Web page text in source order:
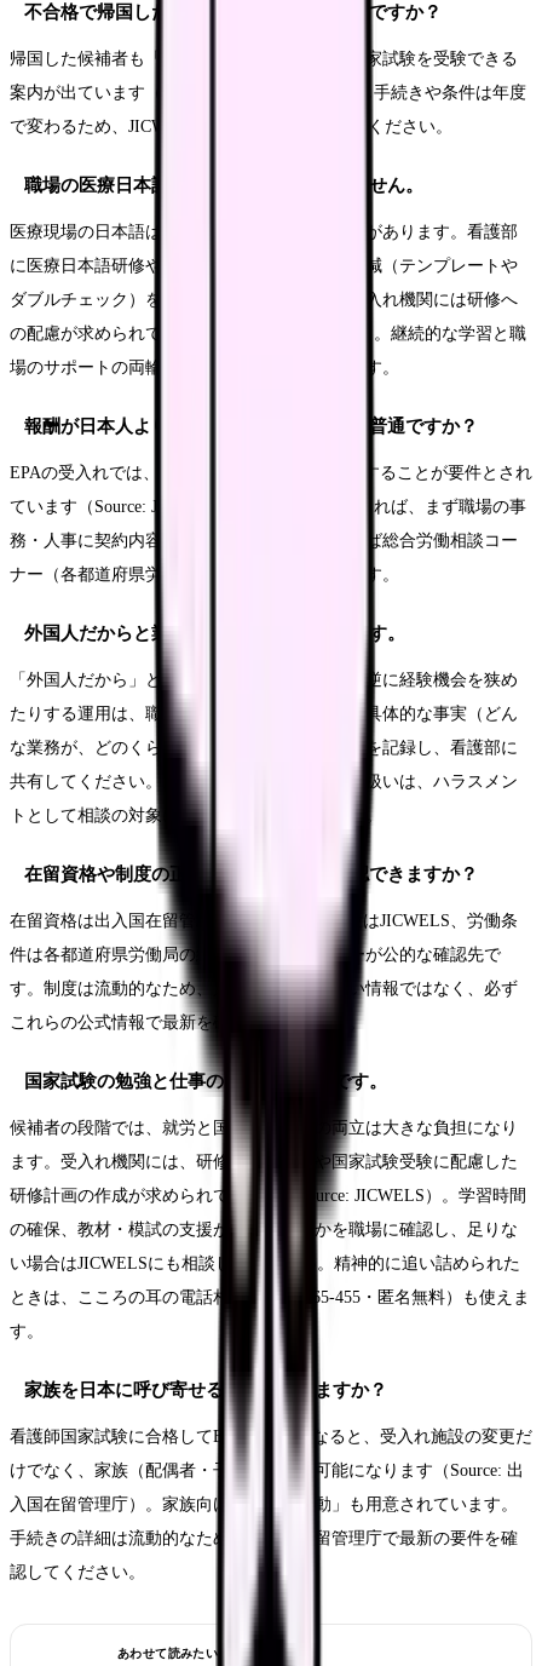
不合格で帰国したら、もう受験できないのですか？
帰国した候補者も「短期滞在」で再入国して国家試験を受験できる
案内が出ています（Source: JICWELS）。ただし手続きや条件は年度
で変わるため、JICWELSの最新案内を確認してください。
職場の医療日本語が難しくてついていけません。
医療現場の日本語は日常会話とは別物の難しさがあります。看護部
に医療日本語研修や、申し送り・記録の負担軽減（テンプレートや
ダブルチェック）を相談してみてください。受入れ機関には研修へ
の配慮が求められています（Source: JICWELS）。継続的な学習と職
場のサポートの両輪で乗り越えるのが現実的です。
報酬が日本人より低い気がします。これは普通ですか？
EPAの受入れでは、日本人と同等の報酬を確保することが要件とされ
ています（Source: JICWELS）。報酬に疑問があれば、まず職場の事
務・人事に契約内容を確認し、納得できなければ総合労働相談コー
ナー（各都道府県労働局・無料）に相談できます。
外国人だからと業務が偏っている気がします。
「外国人だから」と特定の業務に偏らせたり、逆に経験機会を狭め
たりする運用は、職場が見直すべき事柄です。具体的な事実（どん
な業務が、どのくらいの頻度で偏っているか）を記録し、看護部に
共有してください。属性を理由にした不利益な扱いは、ハラスメン
トとして相談の対象になりうる場合があります。
在留資格や制度の正しい情報はどこで確認できますか？
在留資格は出入国在留管理庁、EPAや国家試験はJICWELS、労働条
件は各都道府県労働局の総合労働相談コーナーが公的な確認先で
す。制度は流動的なため、人づての情報や古い情報ではなく、必ず
これらの公式情報で最新を確認してください。
国家試験の勉強と仕事の両立がつらいです。
候補者の段階では、就労と国家試験学習の両立は大きな負担になり
ます。受入れ機関には、研修体制の確保や国家試験受験に配慮した
研修計画の作成が求められています（Source: JICWELS）。学習時間
の確保、教材・模試の支援が受けられるかを職場に確認し、足りな
い場合はJICWELSにも相談してください。精神的に追い詰められた
ときは、こころの耳の電話相談（0120-565-455・匿名無料）も使えま
す。
家族を日本に呼び寄せることはできますか？
看護師国家試験に合格してEPA看護師になると、受入れ施設の変更だ
けでなく、家族（配偶者・子）の帯同も可能になります（Source: 出
入国在留管理庁）。家族向けの「特定活動」も用意されています。
手続きの詳細は流動的なため、出入国在留管理庁で最新の要件を確
認してください。
あわせて読みたい